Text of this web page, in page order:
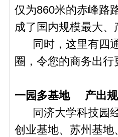
仅为860米的赤峰路
成了国内规模最大
同时，这里有四通
圈，令您的商务出
一园多基地 产出
同济大学科技园经
创业基地、苏州基